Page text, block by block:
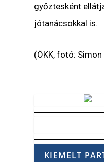
győztesként
jótanácsokkal is.
(ÖKK, fotó: Simon
KIEMELT